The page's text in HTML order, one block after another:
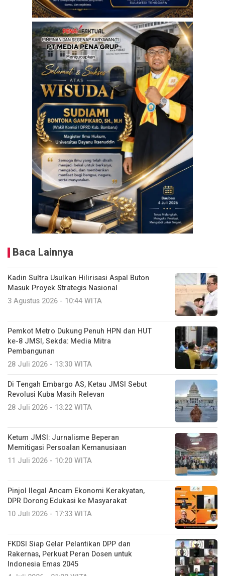
Baca Lainnya
Kadin Sultra Usulkan Hilirisasi Aspal Buton
Masuk Proyek Strategis Nasional
3 Agustus 2026 - 10:44 WITA
Pemkot Metro Dukung Penuh HPN dan HUT
ke-8 JMSI, Sekda: Media Mitra
Pembangunan
28 Juli 2026 - 13:30 WITA
Di Tengah Embargo AS, Ketau JMSI Sebut
Revolusi Kuba Masih Relevan
28 Juli 2026 - 13:22 WITA
Ketum JMSI: Jurnalisme Beperan
Memitigasi Persoalan Kemanusiaan
11 Juli 2026 - 10:20 WITA
Pinjol Ilegal Ancam Ekonomi Kerakyatan,
DPR Dorong Edukasi ke Masyarakat
10 Juli 2026 - 17:33 WITA
FKDSI Siap Gelar Pelantikan DPP dan
Rakernas, Perkuat Peran Dosen untuk
Indonesia Emas 2045